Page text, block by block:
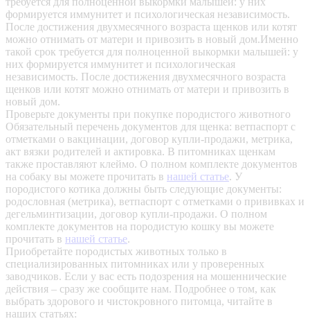
формируется иммунитет и психологическая независимость.
После достижения двухмесячного возраста щенков или котят
можно отнимать от матери и привозить в новый дом.Именно
такой срок требуется для полноценной выкормки малышей: у
них формируется иммунитет и психологическая
независимость. После достижения двухмесячного возраста
щенков или котят можно отнимать от матери и привозить в
новый дом.
Проверьте документы при покупке породистого животного
Обязательный перечень документов для щенка: ветпаспорт с
отметками о вакцинации, договор купли-продажи, метрика,
акт вязки родителей и актировка. В питомниках щенкам
также проставляют клеймо. О полном комплекте документов
на собаку вы можете прочитать в нашей статье. У
породистого котика должны быть следующие документы:
родословная (метрика), ветпаспорт с отметками о прививках и
дегельминтизации, договор купли-продажи. О полном
комплекте документов на породистую кошку вы можете
прочитать в нашей статье.
Приобретайте породистых животных только в
специализированных питомниках или у проверенных
заводчиков. Если у вас есть подозрения на мошеннические
действия – сразу же сообщите нам. Подробнее о том, как
выбрать здорового и чистокровного питомца, читайте в
наших статьях: